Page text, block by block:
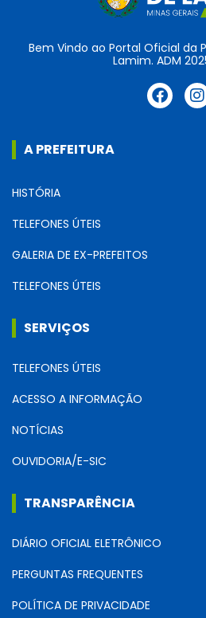
Bem Vindo ao Portal Oficial da
Lamim. ADM
A PREFEITURA
HISTÓRIA
TELEFONES ÚTEIS
GALERIA DE EX-PREFEITOS
TELEFONES ÚTEIS
SERVIÇOS
TELEFONES ÚTEIS
ACESSO A INFORMAÇÃO
NOTÍCIAS
OUVIDORIA/E-SIC
TRANSPARÊNCIA
DIÁRIO OFICIAL ELETRÔNICO
PERGUNTAS FREQUENTES
POLÍTICA DE PRIVACIDADE